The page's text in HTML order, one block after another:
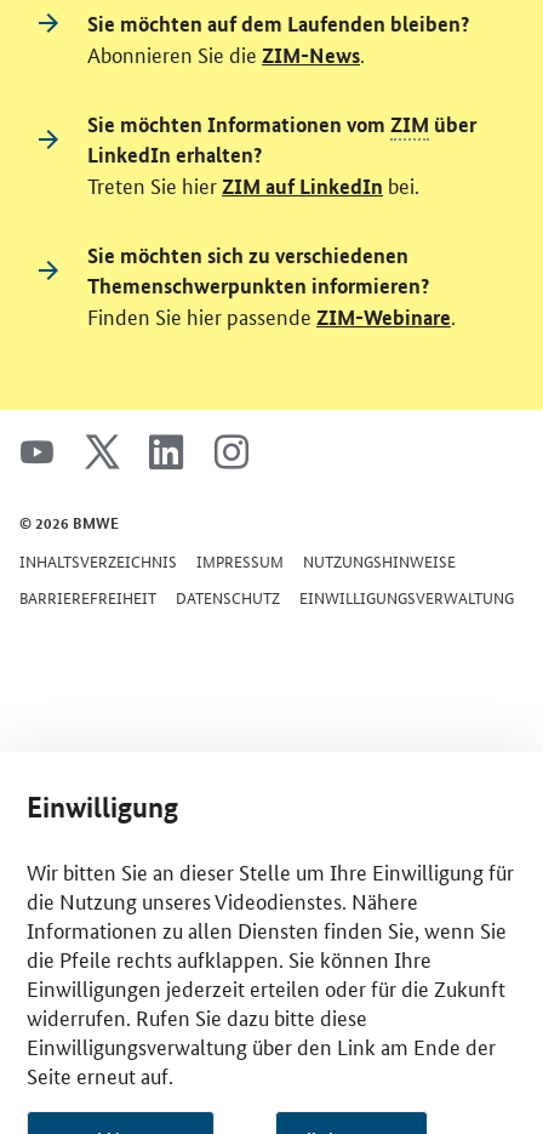
Sie möchten auf dem Laufenden bleiben?
Abonnieren Sie die ZIM-News.
Sie möchten Informationen vom ZIM über
LinkedIn erhalten?
Treten Sie hierZIM auf LinkedIn bei.
Sie möchten sich zu verschiedenen
Themenschwerpunkten informieren?
Finden Sie hier passende ZIM-Webinare.
SrOnlyServicemenü
youtube x linkedin instagram
© 2026 BMWE
INHALTSVERZEICHNIS IMPRESSUM
NUTZUNGSHINWEISE
BARRIEREFREIHEIT
DATENSCHUTZ EINWILLIGUNGSVERWALTUNG
Einwilligung
Wir bitten Sie an dieser Stelle um Ihre Einwilligung für
die Nutzung unseres Videodienstes. Nähere
Informationen zu allen Diensten finden Sie, wenn Sie
die Pfeile rechts aufklappen. Sie können Ihre
Einwilligungen jederzeit erteilen oder für die Zukunft
widerrufen. Rufen Sie dazu bitte diese
Einwilligungsverwaltung über den Link am Ende der
Seite erneut auf.